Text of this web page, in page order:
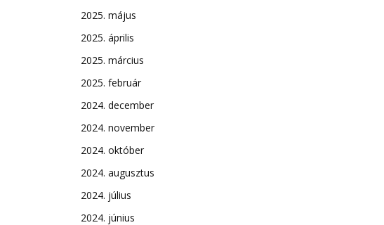
2025. május
2025. április
2025. március
2025. február
2024. december
2024. november
2024. október
2024. augusztus
2024. július
2024. június